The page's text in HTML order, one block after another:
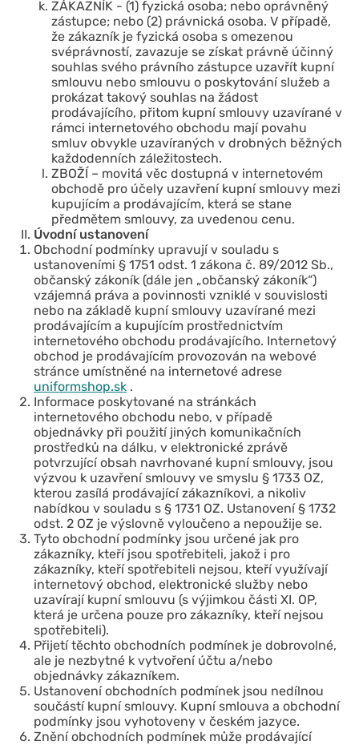
ZÁKAZNÍK - (1) fyzická osoba; nebo oprávněný
zástupce; nebo (2) právnická osoba. V případě,
že zákazník je fyzická osoba s omezenou
svéprávností, zavazuje se získat právně účinný
souhlas svého právního zástupce uzavřít kupní
smlouvu nebo smlouvu o poskytování služeb a
prokázat takový souhlas na žádost
prodávajícího, přitom kupní smlouvy uzavírané v
rámci internetového obchodu mají povahu
smluv obvykle uzavíraných v drobných běžných
každodenních záležitostech.
ZBOŽÍ – movitá věc dostupná v internetovém
obchodě pro účely uzavření kupní smlouvy mezi
kupujícím a prodávajícím, která se stane
předmětem smlouvy, za uvedenou cenu.
Úvodní ustanovení
Obchodní podmínky upravují v souladu s
ustanoveními § 1751 odst. 1 zákona č. 89/2012 Sb.,
občanský zákoník (dále jen „občanský zákoník“)
vzájemná práva a povinnosti vzniklé v souvislosti
nebo na základě kupní smlouvy uzavírané mezi
prodávajícím a kupujícím prostřednictvím
internetového obchodu prodávajícího. Internetový
obchod je prodávajícím provozován na webové
stránce umístněné na internetové adrese
uniformshop.sk .
Informace poskytované na stránkách
internetového obchodu nebo, v případě
objednávky při použití jiných komunikačních
prostředků na dálku, v elektronické zprávě
potvrzující obsah navrhované kupní smlouvy, jsou
výzvou k uzavření smlouvy ve smyslu § 1733 OZ,
kterou zasílá prodávající zákazníkovi, a nikoliv
nabídkou v souladu s § 1731 OZ. Ustanovení § 1732
odst. 2 OZ je výslovně vyloučeno a nepoužije se.
Tyto obchodní podmínky jsou určené jak pro
zákazníky, kteří jsou spotřebiteli, jakož i pro
zákazníky, kteří spotřebiteli nejsou, kteří využívají
internetový obchod, elektronické služby nebo
uzavírají kupní smlouvu (s výjimkou části XI. OP,
která je určena pouze pro zákazníky, kteří nejsou
spotřebiteli).
Přijetí těchto obchodních podmínek je dobrovolné,
ale je nezbytné k vytvoření účtu a/nebo
objednávky zákazníkem.
Ustanovení obchodních podmínek jsou nedílnou
součástí kupní smlouvy. Kupní smlouva a obchodní
podmínky jsou vyhotoveny v českém jazyce.
Znění obchodních podmínek může prodávající